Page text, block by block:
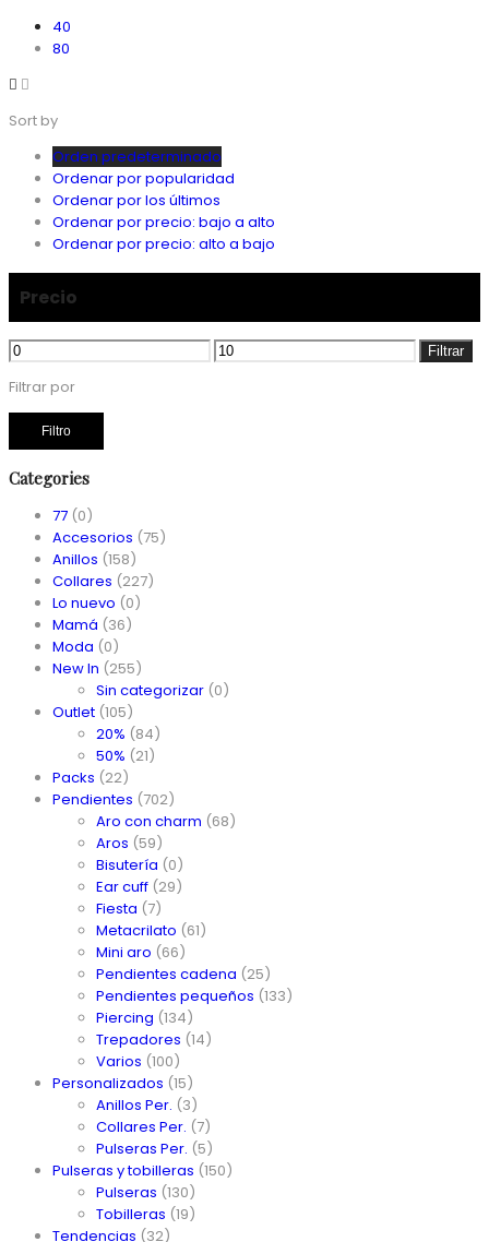
40
80
Sort by
Orden predeterminado
Ordenar por popularidad
Ordenar por los últimos
Ordenar por precio: bajo a alto
Ordenar por precio: alto a bajo
Precio
Precio
Precio
Filtrar
Filtrar por
Filtro
Categories
77 (0)
Accesorios (75)
Anillos (158)
Collares (227)
Lo nuevo (0)
Mamá (36)
Moda (0)
New In (255)
Sin categorizar (0)
Outlet (105)
20% (84)
50% (21)
Packs (22)
Pendientes (702)
Aro con charm (68)
Aros (59)
Bisutería (0)
Ear cuff (29)
Fiesta (7)
Metacrilato (61)
Mini aro (66)
Pendientes cadena (25)
Pendientes pequeños (133)
Piercing (134)
Trepadores (14)
Varios (100)
Personalizados (15)
Anillos Per. (3)
Collares Per. (7)
Pulseras Per. (5)
Pulseras y tobilleras (150)
Pulseras (130)
Tobilleras (19)
Tendencias (32)